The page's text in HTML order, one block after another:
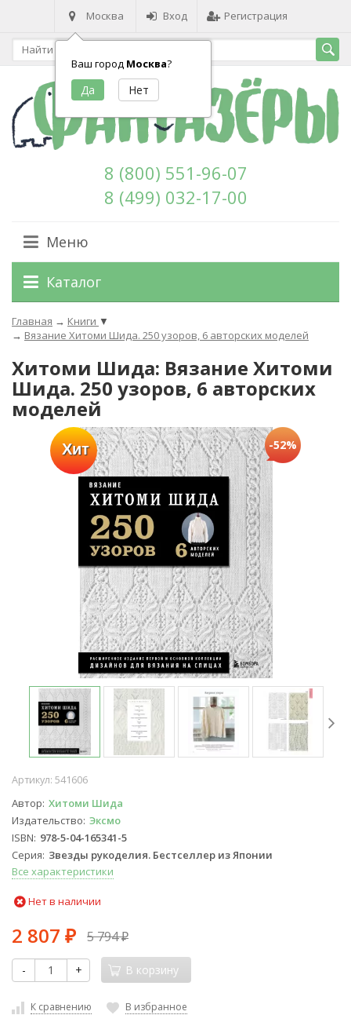
Москва
Ваш город Москва?
Вход Регистрация
8 (800) 551-96-07
8 (499) 032-17-00
Меню
Каталог
Главная → Книги ▼
→ Вязание Хитоми Шида. 250 узоров, 6 авторских моделей
Хитоми Шида: Вязание Хитоми
Шида. 250 узоров, 6 авторских
моделей
Хит -52%
Артикул: 541606
Автор Хитоми Шида
Издательство Эксмо
ISBN 978-5-04-165341-5
Серия Звезды рукоделия. Бестселлер из Японии
Все характеристики
Нет в наличии
2 807 ₽ 5 794₽
- + В корзину
К сравнению В избранное